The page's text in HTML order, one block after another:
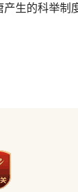
的科举制度